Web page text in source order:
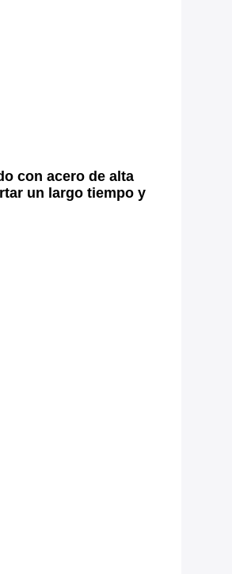
con acero de alta
un largo tiempo y